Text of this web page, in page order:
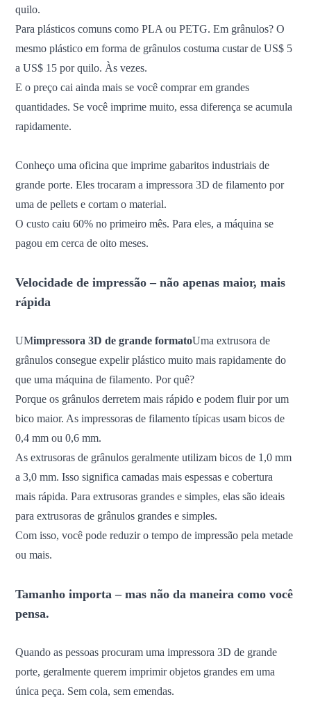
quilo.
Para plásticos comuns como PLA ou PETG. Em grânulos? O
mesmo plástico em forma de grânulos costuma custar de US$ 5
a US$ 15 por quilo. Às vezes.
E o preço cai ainda mais se você comprar em grandes
quantidades. Se você imprime muito, essa diferença se acumula
rapidamente.
Conheço uma oficina que imprime gabaritos industriais de
grande porte. Eles trocaram a impressora 3D de filamento por
uma de pellets e cortam o material.
O custo caiu 60% no primeiro mês. Para eles, a máquina se
pagou em cerca de oito meses.
Velocidade de impressão – não apenas maior, mais
rápida
UMimpressora 3D de grande formatoUma extrusora de
grânulos consegue expelir plástico muito mais rapidamente do
que uma máquina de filamento. Por quê?
Porque os grânulos derretem mais rápido e podem fluir por um
bico maior. As impressoras de filamento típicas usam bicos de
0,4 mm ou 0,6 mm.
As extrusoras de grânulos geralmente utilizam bicos de 1,0 mm
a 3,0 mm. Isso significa camadas mais espessas e cobertura
mais rápida. Para extrusoras grandes e simples, elas são ideais
para extrusoras de grânulos grandes e simples.
Com isso, você pode reduzir o tempo de impressão pela metade
ou mais.
Tamanho importa – mas não da maneira como você
pensa.
Quando as pessoas procuram uma impressora 3D de grande
porte, geralmente querem imprimir objetos grandes em uma
única peça. Sem cola, sem emendas.